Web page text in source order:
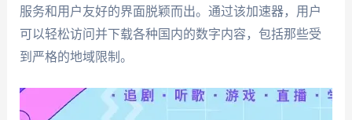
服务和用户友好的界面脱颖而出。通过该加速器，用户
可以轻松访问并下载各种国内的数字内容，包括那些受
到严格的地域限制。